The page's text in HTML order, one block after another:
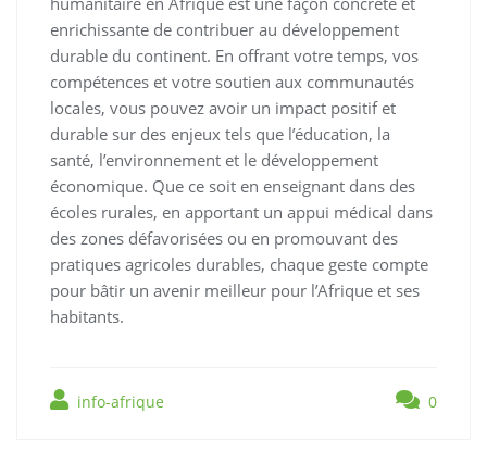
enrichissante de contribuer au développement
durable du continent. En offrant votre temps, vos
compétences et votre soutien aux communautés
locales, vous pouvez avoir un impact positif et
durable sur des enjeux tels que l’éducation, la
santé, l’environnement et le développement
économique. Que ce soit en enseignant dans des
écoles rurales, en apportant un appui médical dans
des zones défavorisées ou en promouvant des
pratiques agricoles durables, chaque geste compte
pour bâtir un avenir meilleur pour l’Afrique et ses
habitants.
info-afrique 0